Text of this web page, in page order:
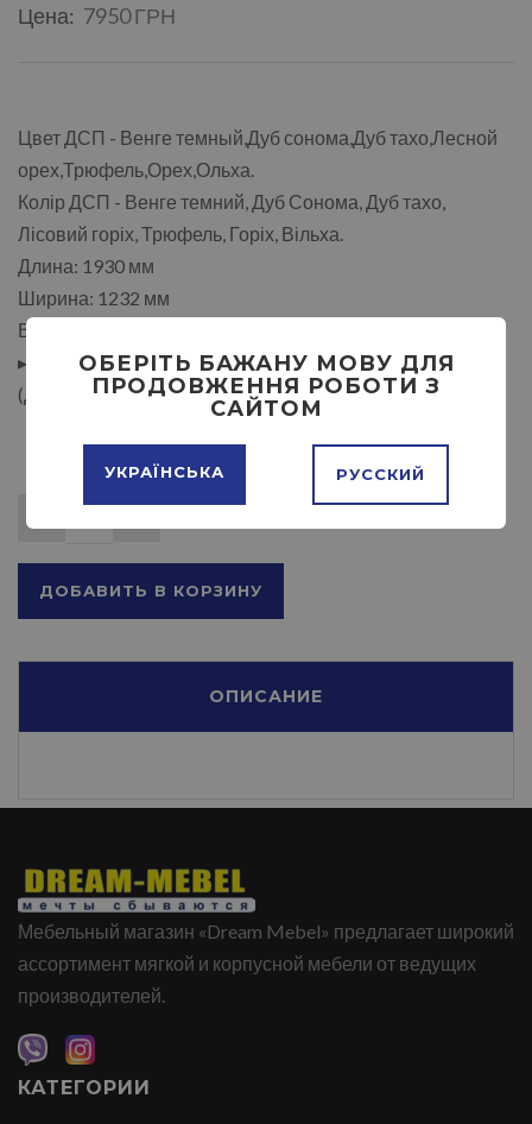
Цена: 7950 ГРН
Цвет ДСП - Венге темный,Дуб сонома,Дуб тахо,Лесной
орех,Трюфель,Орех,Ольха.
Колір ДСП - Венге темний, Дуб Сонома, Дуб тахо,
Лісовий горіх, Трюфель, Горіх, Вільха.
Длина: 1930 мм
Ширина: 1232 мм
Высота: 1135 мм
▸Размер спального места: 1900 х 700.
(Длина х Ширина, мм.)
ДОБАВИТЬ В КОРЗИНУ
ОПИСАНИЕ
Мебельный магазин «Dream Mebel» предлагает широкий
ассортимент мягкой и корпусной мебели от ведущих
производителей.
КАТЕГОРИИ
ОБЕРІТЬ БАЖАНУ МОВУ ДЛЯ
ПРОДОВЖЕННЯ РОБОТИ З
САЙТОМ
УКРАЇНСЬКА РУССКИЙ